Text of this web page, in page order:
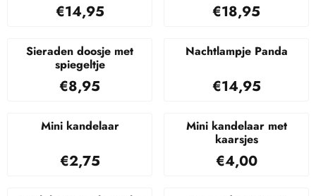
Prijs: 14,95
€14,95
Prijs: 18,95
€18,95
Sieraden doosje met
spiegeltje
Prijs: 8,95
€8,95
Nachtlampje Panda
Prijs: 14,95
€14,95
Mini kandelaar
Prijs: 2,75
€2,75
Mini kandelaar met
kaarsjes
Prijs: 4,00
€4,00